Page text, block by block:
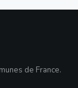
de France.